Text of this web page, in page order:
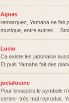
Agnes
remarquez, Yamaha ne fait
musique, entre autres…
Lucio
Ca existe les japonaise
Et puis Yamaha fait des
joelafouine
Pour lenaipoilu le symbole
certes- très mal reproduit.